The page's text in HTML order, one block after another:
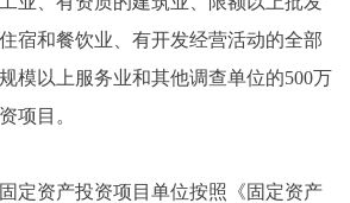
宿和餐饮业、有开发经营活动的全部
模以上服务业和其他调查单位的500万
项目。
资产投资项目单位按照《固定资产